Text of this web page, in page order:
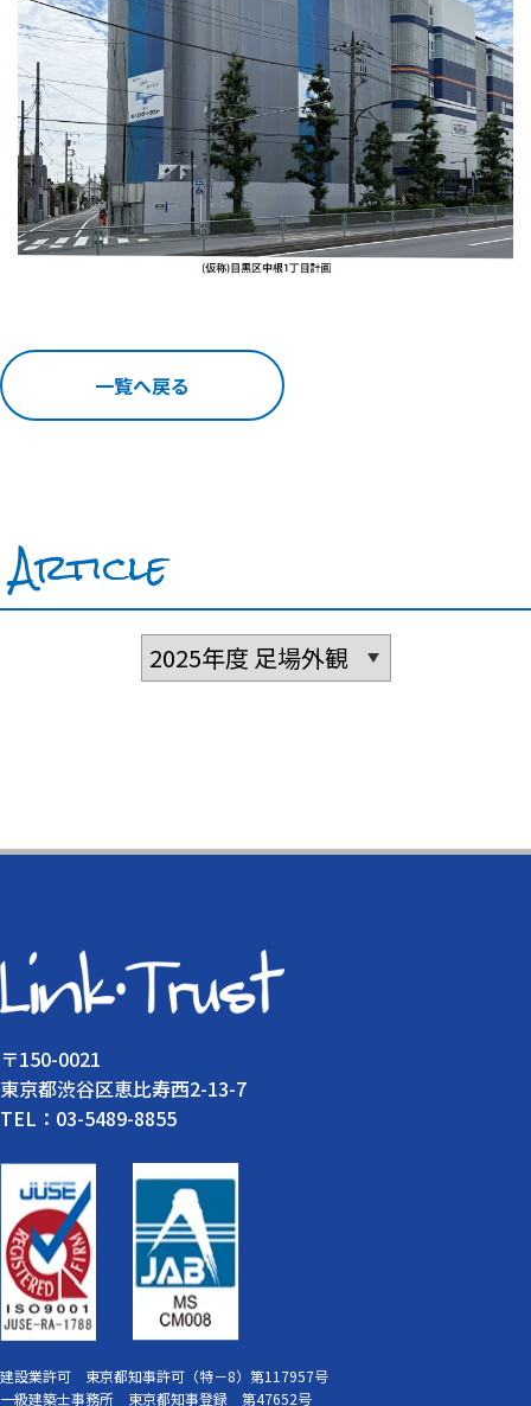
一覧へ戻る
Article
〒150-0021
東京都渋谷区恵比寿西2-13-7
TEL：03-5489-8855
建設業許可 東京都知事許可（特－8）第117957号
一級建築士事務所 東京都知事登録 第47652号